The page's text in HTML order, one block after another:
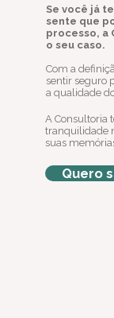
Se você já
sente que
processo, a
o seu caso.
Com a
sentir seguro
a qualidade
A Consultoria
tranquilidade
suas
Quero